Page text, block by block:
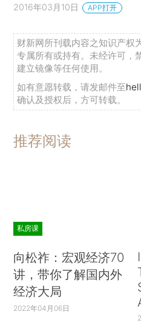
2016年03月10日 APP打开
财新网所刊载内容之知识产权
专属所有或持有。未经许可，
建立镜像等任何使用。
如有意愿转载，请发邮件至
确认及授权后，方可转载。
推荐阅读
私房课
向松祚：宏观经济70
讲，带你了解国内外
经济大局
2022年04月06日